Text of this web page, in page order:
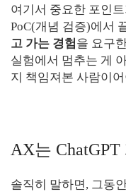
여기서 중요한 포인
PoC(개념 검증)에서
고 가는 경험을 요구
실험에서 멈추는 게
지 책임져본 사람이
AX는
솔직히 말하면, 그동